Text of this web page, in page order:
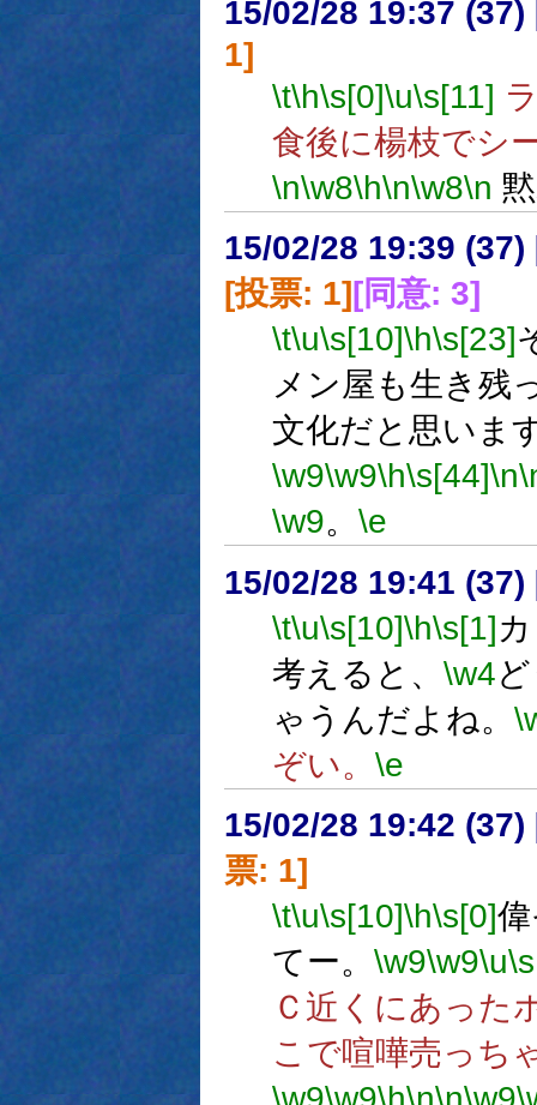
15/02/28 19:37 (37)
1]
\t\h\s[0]\u\s[11]
食後に楊枝でシ
\n\w8\h\n\w8\n
15/02/28 19:39 (37)
[投票: 1] [同意: 3]
\t\u\s[10]\h\s[23]
メン屋も生き残
文化だと思いま
\w9\w9\h\s[44]\n
\w9。 \e
15/02/28 19:41 (37)
\t\u\s[10]\h\s[1]
考えると、 \w4
ゃうんだよね。
ぞい。 \e
15/02/28 19:42 (37)
票: 1]
\t\u\s[10]\h\s[0]
てー。 \w9\w9\u
Ｃ近くにあった
こで喧嘩売っち